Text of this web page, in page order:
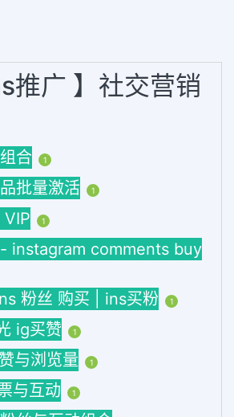
推广 】社交营销
合 1
批量激活 1
VIP 1
instagram comments buy
粉丝 购买 | ins买粉 1
ig买赞 1
与浏览量 1
与互动 1